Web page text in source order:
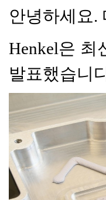
안녕하세요.
Henkel은 최
발표했습니